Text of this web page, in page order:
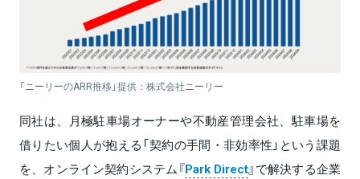
「ニーリーのARR推移」提供：株式会社ニーリー
同社は、月極駐車場オーナーや不動産管理会社、駐車場を
借りたい個人が抱える「契約の手間・非効率性」という課題
を、オンライン契約システム『Park Direct』で解決する企業